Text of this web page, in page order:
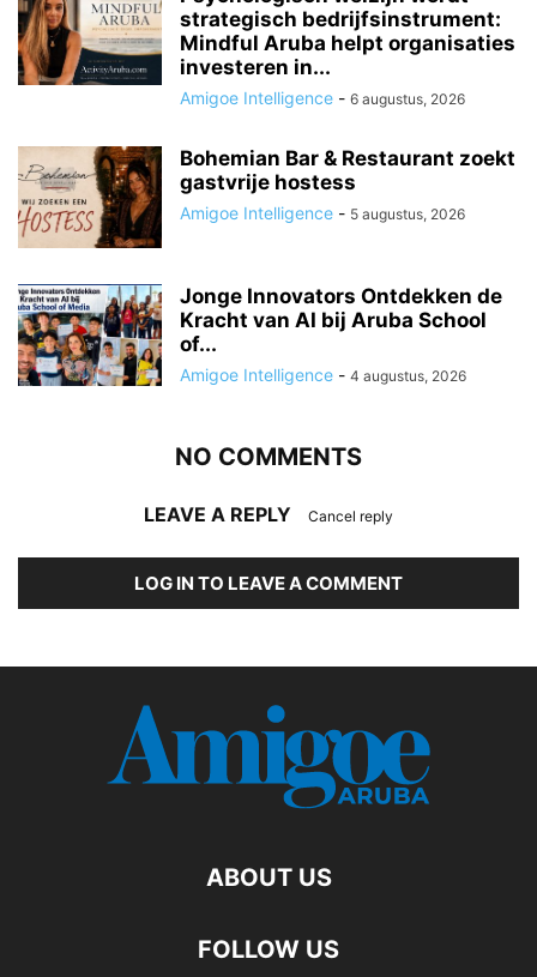
strategisch bedrijfsinstrument:
Mindful Aruba helpt organisaties
investeren in...
Amigoe Intelligence - 6 augustus, 2026
Bohemian Bar & Restaurant zoekt
gastvrije hostess
Amigoe Intelligence - 5 augustus, 2026
Jonge Innovators Ontdekken de
Kracht van AI bij Aruba School
of...
Amigoe Intelligence - 4 augustus, 2026
NO COMMENTS
LEAVE A REPLY Cancel reply
LOG IN TO LEAVE A COMMENT
ABOUT US
FOLLOW US